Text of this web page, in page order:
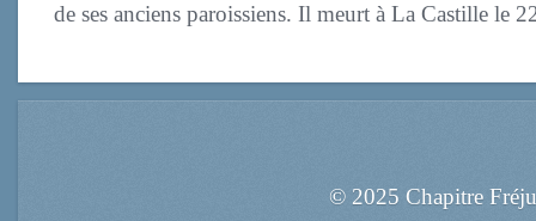
de ses anciens paroissiens. Il meurt à La Castille le
© 2025 Chapitre